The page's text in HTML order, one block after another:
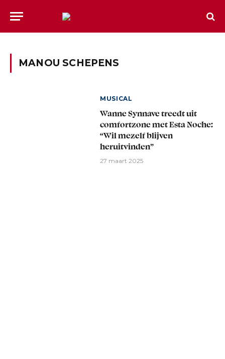
MANOU SCHEPENS
MUSICAL
Wanne Synnave treedt uit
comfortzone met Esta Noche:
“Wil mezelf blijven
heruitvinden”
27 maart 2025